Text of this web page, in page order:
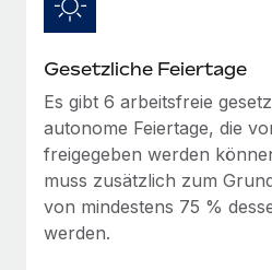
Auch im neuen Jahr wollen wir bei
aller Größen dabei unterstützen,
Mehr erfahren
Wie Phiture 55
mit Remote verwaltet
Phiture ist der unumstrittene
Wachstumsberatung für mobile
Gesetzliche Feiertage
Es gibt 6 arbeitsfreie
autonome Feiertage, die
freigegeben werden
muss zusätzlich zum
von mindestens 75 %
werden.